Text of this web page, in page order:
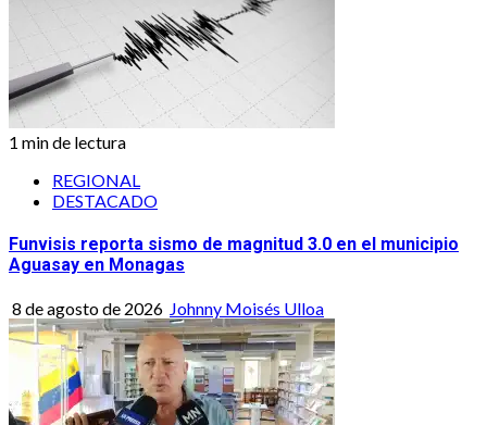
1 min de lectura
REGIONAL
DESTACADO
Funvisis reporta sismo de magnitud 3.0 en el municipio
Aguasay en Monagas
8 de agosto de 2026 Johnny Moisés Ulloa